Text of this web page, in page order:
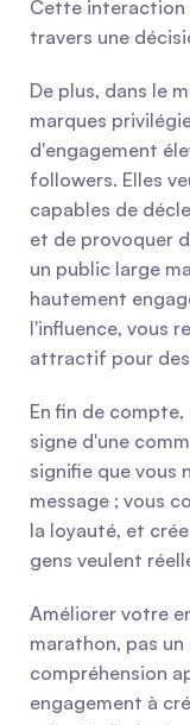
Cette interaction
travers une
De plus, dans le
marques
d'engagement
followers. Elles
capables de
et de provoquer
un public large
hautement
l'influence, vous
attractif pour
En fin de
signe d'une
signifie que vous
message ; vous
la loyauté, et
gens veulent
Améliorer votre
marathon, pas
compréhension
engagement à